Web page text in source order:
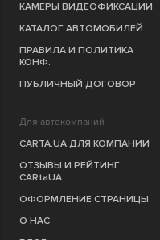
КАМЕРЫ ВИДЕОФИКСАЦИИ
КАТАЛОГ АВТОМОБИЛЕЙ
ПРАВИЛА И ПОЛИТИКА
КОНФ.
ПУБЛИЧНЫЙ ДОГОВОР
Для автокомпаний
CARTA.UA ДЛЯ КОМПАНИИ
ОТЗЫВЫ И РЕЙТИНГ
CARtaUA
ОФОРМЛЕНИЕ СТРАНИЦЫ
О НАС